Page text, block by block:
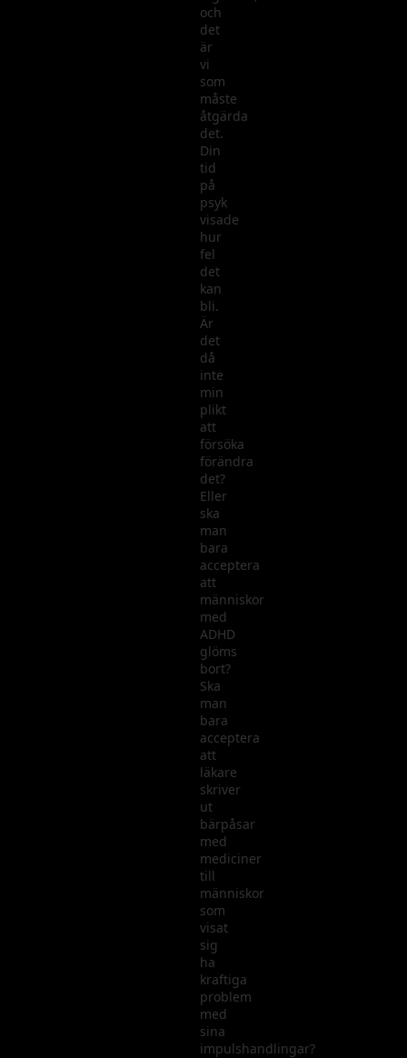
och
det
är
vi
som
måste
åtgärda
det.
Din
tid
på
psyk
visade
hur
fel
det
kan
bli.
Är
det
då
inte
min
plikt
att
försöka
förändra
det?
Eller
ska
man
bara
acceptera
att
människor
med
ADHD
glöms
bort?
Ska
man
bara
acceptera
att
läkare
skriver
ut
bärpåsar
med
mediciner
till
människor
som
visat
sig
ha
kraftiga
problem
med
sina
impulshandlingar?